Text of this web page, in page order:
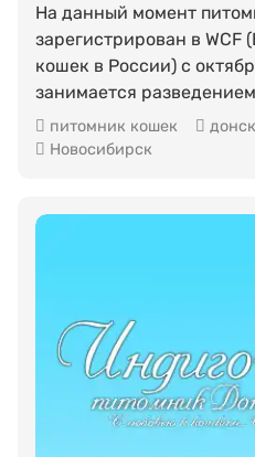
На данный момент
зарегистрирован в
кошек в России) с
занимается
питомник кошек
Новосибирск